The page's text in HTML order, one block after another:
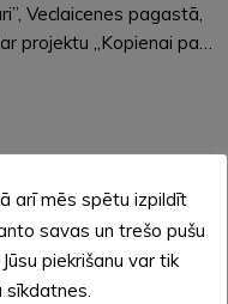
Veclaicenes pagastā,
projektu „Kopienai pa…
nakts
arī mēs spētu izpildīt
savas un trešo pušu
piekrišanu var tik